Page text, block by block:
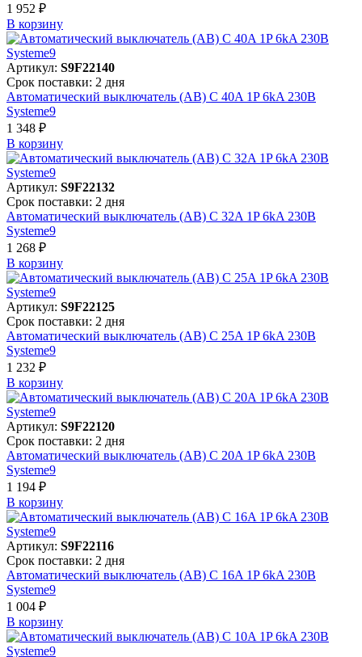
1 952 ₽
В корзинy
Артикул: S9F22140
Срок поставки: 2 дня
Автоматический выключатель (АВ) C 40A 1P 6kA 230В
Systeme9
1 348 ₽
В корзинy
Артикул: S9F22132
Срок поставки: 2 дня
Автоматический выключатель (АВ) C 32A 1P 6kA 230В
Systeme9
1 268 ₽
В корзинy
Артикул: S9F22125
Срок поставки: 2 дня
Автоматический выключатель (АВ) C 25A 1P 6kA 230В
Systeme9
1 232 ₽
В корзинy
Артикул: S9F22120
Срок поставки: 2 дня
Автоматический выключатель (АВ) C 20A 1P 6kA 230В
Systeme9
1 194 ₽
В корзинy
Артикул: S9F22116
Срок поставки: 2 дня
Автоматический выключатель (АВ) C 16A 1P 6kA 230В
Systeme9
1 004 ₽
В корзинy